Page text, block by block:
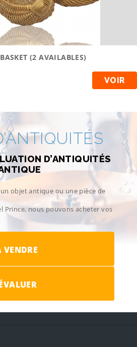
(2 AVAILABLES)
VOIR
D’ANTIQUITÉS
objet antique ou une pièce de
Prince, nous pouvons acheter vos
VENDRE